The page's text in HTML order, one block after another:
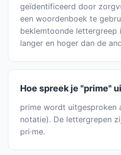
geïdentificeerd door
een woordenboek te
beklemtoonde lettergreep
langer en hoger dan de
Hoe spreek je "prime"
prime wordt uitgesproken
notatie). De lettergrepen
pri·me.